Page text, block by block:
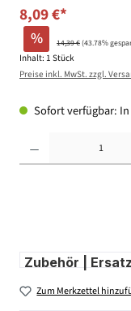
8,09 €*
% 14,39 €(43.78%
Inhalt: 1 Stück
Preise inkl. MwSt. zzgl.
Sofort verfügbar:
Zubehör |
Zum Merkzettel